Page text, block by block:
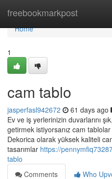
freebookmarkpost
Home
Home
1
cam tablo
jasperfasl942672 61 days ago
Ev ve iş yerlerinizin duvarlarını
getirmek istiyorsanız cam
Dekorica olarak yüksek kaliteli
tasarımlar https://
tablo
Comments
Who